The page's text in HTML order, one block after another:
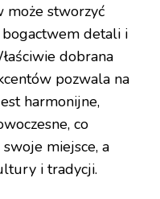
może stworzyć
bogactwem detali i
dobrana
pozwala na
harmonijne,
co
miejsce, a
i tradycji.